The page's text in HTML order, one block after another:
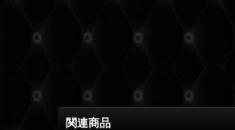
関連商品